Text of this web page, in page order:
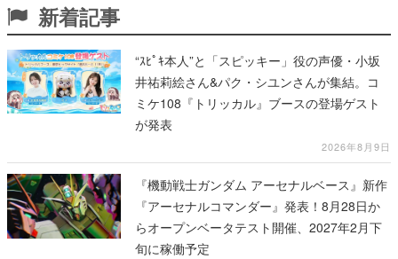
新着記事
“ｽﾋﾟｷ本人”と「スピッキー」役の声優・小坂
井祐莉絵さん&パク・シユンさんが集結。コ
ミケ108『トリッカル』ブースの登場ゲスト
が発表
2026年8月9日
『機動戦士ガンダム アーセナルベース』新作
『アーセナルコマンダー』発表！8月28日か
らオープンベータテスト開催、2027年2月下
旬に稼働予定